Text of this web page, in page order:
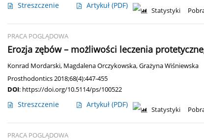
Streszczenie Artykuł (PDF)
Statystyki
PRACA POGLĄDOWA
Erozja zębów – możliwości leczenia
Konrad Mordarski, Magdalena Orczykowska,Grażyna Wiśniewska
Prosthodontics 2018;68(4):447-455
DOI: https://doi.org/10.5114/ps/100522
Streszczenie Artykuł (PDF)
Statystyki
PRACA POGLĄDOWA